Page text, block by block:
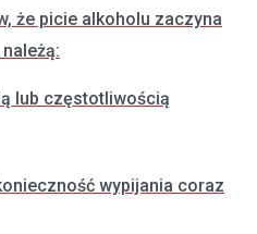
że picie alkoholu zaczyna
lub częstotliwością
wypijania coraz